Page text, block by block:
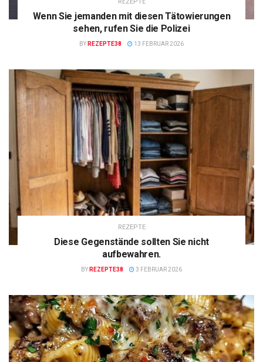
Wenn Sie jemanden mit diesen Tätowierungen
sehen, rufen Sie die Polizei
BY REZEPTE38 13 FEBRUAR 2026
REZEPTE
Diese Gegenstände sollten Sie nicht
aufbewahren.
BY REZEPTE38 3 FEBRUAR 2026